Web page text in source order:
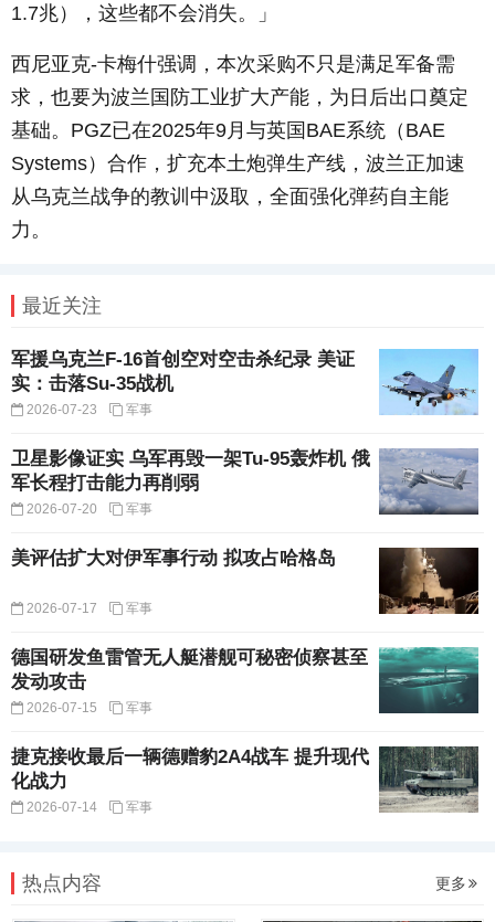
1.7兆），这些都不会消失。」
西尼亚克-卡梅什强调，本次采购不只是满足军备需
求，也要为波兰国防工业扩大产能，为日后出口奠定
基础。 PGZ已在2025年9月与英国 BAE系统（ BAE
Systems）合作，扩充本土炮弹生产线，波兰正加速
从乌克兰战争的教训中汲取，全面强化弹药自主能
力。
最近关注
军援乌克兰F-16首创空对空击杀纪录 美证
实：击落Su-35战机
2026-07-23 军事
卫星影像证实 乌军再毁一架Tu-95轰炸机 俄
军长程打击能力再削弱
2026-07-20 军事
美评估扩大对伊军事行动 拟攻占哈格岛
2026-07-17 军事
德国研发鱼雷管无人艇潜舰可秘密侦察甚至
发动攻击
2026-07-15 军事
捷克接收最后一辆德赠豹2A4战车 提升现代
化战力
2026-07-14 军事
热点内容 更多